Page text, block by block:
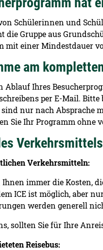
Schülerinnen und
die Gruppe aus
mit einer
am
Ablauf Ihres
per E-Mail.
nur nach Absprache
Sie Ihr Programm ohne
Verkehrsmittels
Verkehrsmitteln:
immer die Kosten,
ICE ist möglich, aber
werden generell
sollten Sie für Ihre
Reisebus: